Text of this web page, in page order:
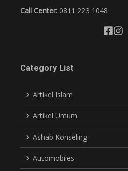
Call Center: 0811 223 1048
Category List
Artikel Islam
Artikel Umum
Ashab Konseling
Automobiles